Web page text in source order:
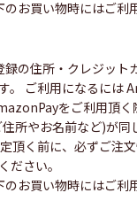
お買い物時にはご利
の住所・クレジット
。 ご利用になるには
をご利用頂く
所やお名前など)が同
頂く前に、必ずご注
ださい。
お買い物時にはご利